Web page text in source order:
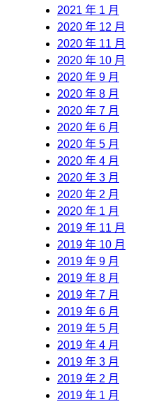
2021 年 1 月
2020 年 12 月
2020 年 11 月
2020 年 10 月
2020 年 9 月
2020 年 8 月
2020 年 7 月
2020 年 6 月
2020 年 5 月
2020 年 4 月
2020 年 3 月
2020 年 2 月
2020 年 1 月
2019 年 11 月
2019 年 10 月
2019 年 9 月
2019 年 8 月
2019 年 7 月
2019 年 6 月
2019 年 5 月
2019 年 4 月
2019 年 3 月
2019 年 2 月
2019 年 1 月